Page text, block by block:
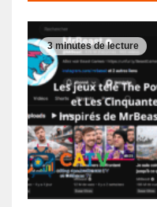
3 minutes de lecture